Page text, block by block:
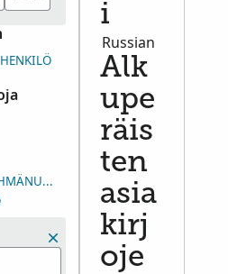
(DGS)
i
Russian
Alk
upe
räis
ten
asia
kirj
oje